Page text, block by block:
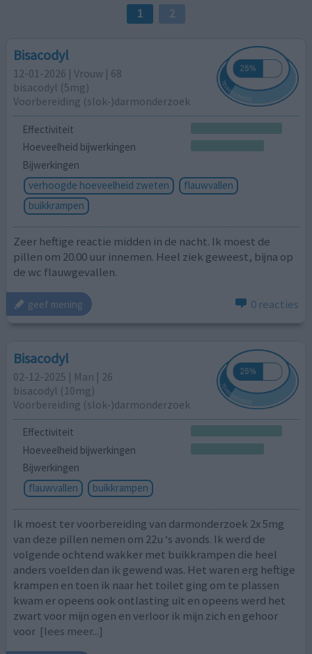
1 2
Bisacodyl
12-01-2026 | Vrouw | 68
bisacodyl (5mg)
Voorbereiding (slok-)darmonderzoek
Effectiviteit
Hoeveelheid bijwerkingen
Bijwerkingen
verhoogde hoeveelheid zweten
flauwvallen
buikkrampen
Zeer heftige reactie midden in de nacht. Ik moest de
pillen om 20.00 uur innemen. Heel ziek geweest, bijna op
de wc flauwgevallen.
geef mening 0 reacties
Bisacodyl
02-12-2025 | Man | 26
bisacodyl (10mg)
Voorbereiding (slok-)darmonderzoek
Effectiviteit
Hoeveelheid bijwerkingen
Bijwerkingen
flauwvallen
buikkrampen
Ik moest ter voorbereiding van darmonderzoek 2x 5mg
van deze pillen nemen om 22u ‘s avonds. Ik werd de
volgende ochtend wakker met buikkrampen die heel
anders voelden dan ik gewend was. Het waren erg heftige
krampen en toen ik naar het toilet ging om te plassen
kwam er opeens ook ontlasting uit en opeens werd het
zwart voor mijn ogen en verloor ik mijn zich en gehoor
voor [lees meer...]